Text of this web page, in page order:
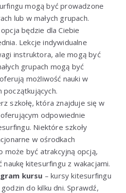
mogą być prowadzone
lub w małych grupach.
będzie dla Ciebie
Lekcje indywidualne
instruktora, ale mogą być
grupach mogą być
możliwość nauki w
szkołę, która znajduje się w
odpowiednie
Niektóre szkoły
w ośrodkach
może być atrakcyjną opcją,
naukę kitesurfingu z wakacjami.
kursu – kursy kitesurfingu
do kilku dni. Sprawdź,